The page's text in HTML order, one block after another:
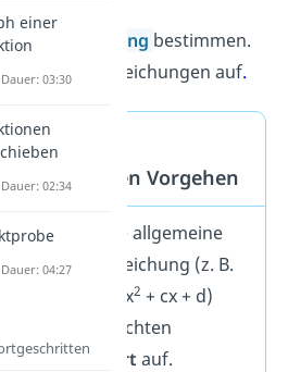
bestimmen.
stellst du Gleichungen auf.
rekonstruieren Vorgehen
Schreibe die allgemeine
Funktionsgleichung (z. B.
+ bx2 + cx + d)
deiner gesuchten
Funktionsart auf.
einer
03:30
02:34
04:27